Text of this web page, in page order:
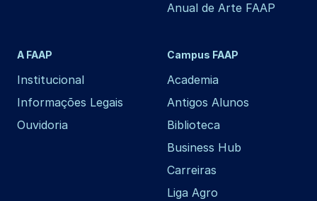
Anual de Arte FAAP
A FAAP
Institucional
Informações Legais
Ouvidoria
Campus FAAP
Academia
Antigos Alunos
Biblioteca
Business Hub
Carreiras
Liga Agro